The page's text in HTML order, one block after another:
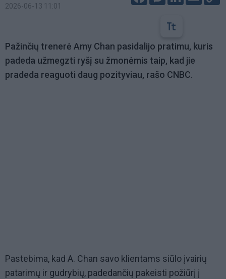
2026-06-13 11:01
Pažinčių trenerė Amy Chan pasidalijo pratimu, kuris
padeda užmegzti ryšį su žmonėmis taip, kad jie
pradeda reaguoti daug pozityviau, rašo CNBC.
Pastebima, kad A. Chan savo klientams siūlo įvairių
patarimų ir gudrybių, padedančių pakeisti požiūrį į